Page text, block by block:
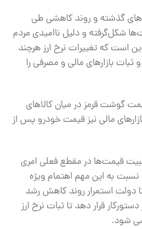
گذشته و روند کاهشی طی
شکل‌گرفته‌ و دلیل ناامیدی مردم
است که تغییرات نرخ ارز هرچند
بازارهای مالی و مصرفی را
گوشت قرمز در میان کالاهای
مالی نیز قیمت خودرو پس از
قیمت‌ها در مقطع فعلی امری
به این مهم اهتمام ویژه
دولت استمرار روند کاهش رشد
قرار دهد تا ثبات نرخ ارز
شود.